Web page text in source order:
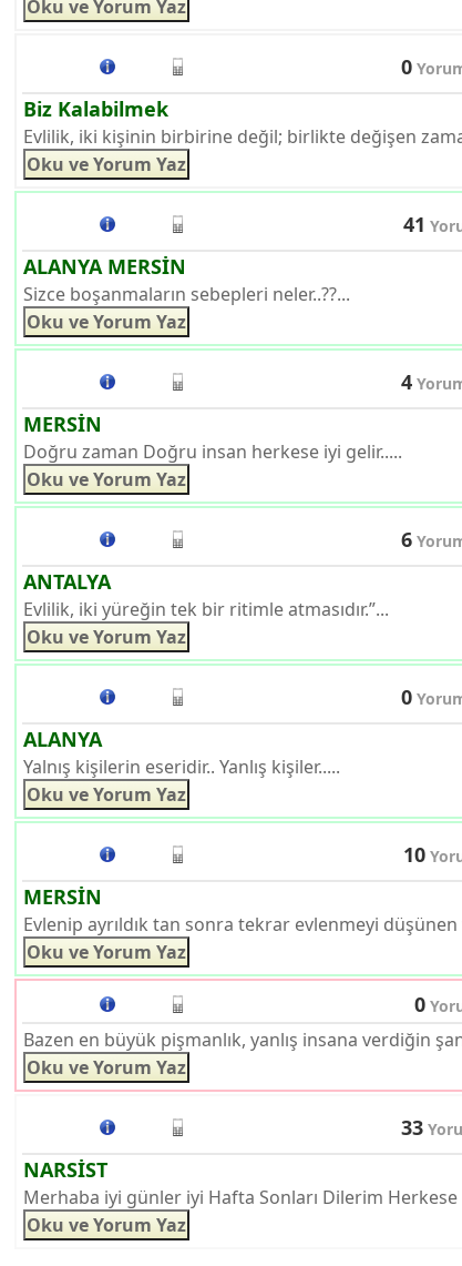
0
Biz Kalabilmek
Evlilik, iki kişinin birbirine değil; birlikte değişen
41
ALANYA MERSİN
Sizce boşanmaların sebepleri neler..??...
4
MERSİN
Doğru zaman Doğru insan herkese iyi gelir.....
6
ANTALYA
Evlilik, iki yüreğin tek bir ritimle atmasıdır.”...
0
ALANYA
Yalnış kişilerin eseridir.. Yanlış kişiler.....
10
MERSİN
Evlenip ayrıldık tan sonra tekrar evlenmeyi
0
Bazen en büyük pişmanlık, yanlış insana verdiğin
33
NARSİST
Merhaba iyi günler iyi Hafta Sonları Dilerim